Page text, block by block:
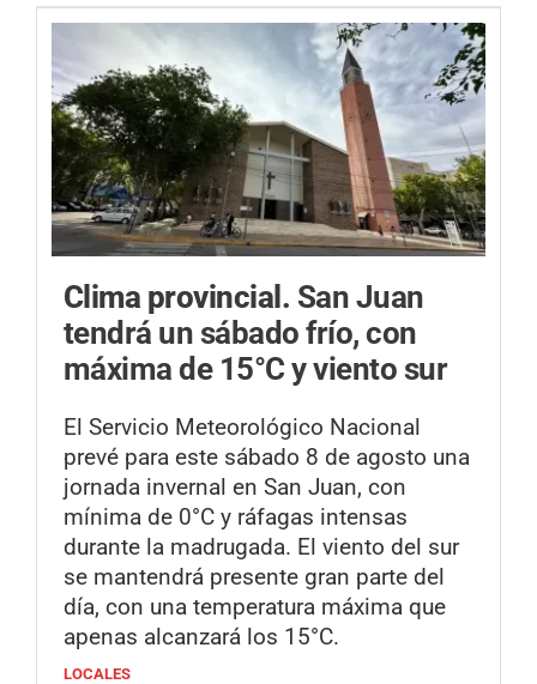
Clima provincial. San Juan
tendrá un sábado frío, con
máxima de 15°C y viento sur
El Servicio Meteorológico Nacional
prevé para este sábado 8 de agosto una
jornada invernal en San Juan, con
mínima de 0°C y ráfagas intensas
durante la madrugada. El viento del sur
se mantendrá presente gran parte del
día, con una temperatura máxima que
apenas alcanzará los 15°C.
LOCALES